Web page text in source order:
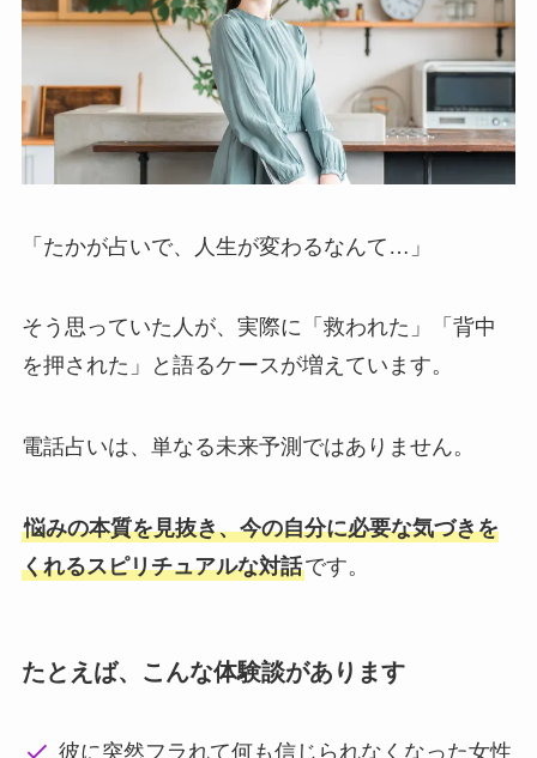
「たかが占いで、人生が変わるなんて…」
そう思っていた人が、実際に「救われた」「背中
を押された」と語るケースが増えています。
電話占いは、単なる未来予測ではありません。
悩みの本質を見抜き、今の自分に必要な気づきを
くれるスピリチュアルな対話です。
たとえば、こんな体験談があります
彼に突然フラれて何も信じられなくなった女性